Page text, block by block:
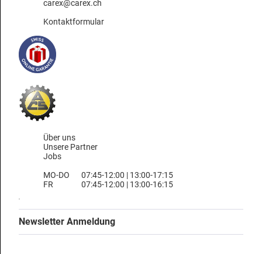
carex@carex.ch
Kontaktformular
Über uns
Unsere Partner
Jobs
MO-DO
FR
07:45-12:00 | 13:00-17:15
07:45-12:00 | 13:00-16:15
Newsletter Anmeldung